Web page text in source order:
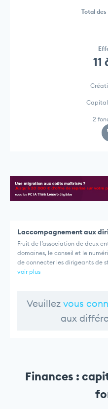
Total
11
2
Laccompagnement aux
Fruit de l’association de deux
domaines, le conseil et le
de connecter les dirigeants de
voir plus
Veuillez vous
aux
Finances :